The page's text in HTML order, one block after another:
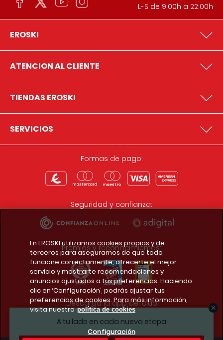
A tu lado en cada nueva etapa
L-S de 9:00h a 22:00h
EROSKI
ATENCION AL CLIENTE
TIENDAS EROSKI
SERVICIOS
Formas de pago:
Seguridad y confianza:
Premios y reconocimientos:
Descarga la app del club
En EROSKI utilizamos cookies propias y de
terceros para asegurarnos de que todo
funcione correctamente, ofrecerte el mejor
servicio y mostrarte recomendaciones y
anuncios ajustados a tus preferencias. Haciendo
clic en ‘Configuración’, podrás ajustar tus
preferencias de cookies. Para más información,
visita nuestra política de cookies
Configuración